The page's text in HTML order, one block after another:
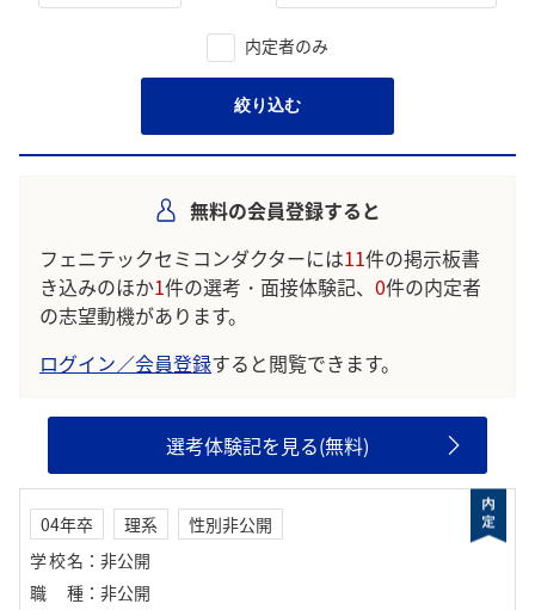
内定者のみ
絞り込む
無料の会員登録すると
フェニテックセミコンダクターには11件の掲示板書
き込みのほか1件の選考・面接体験記、 0件の内定者
の志望動機があります。
ログイン／会員登録すると閲覧できます。
選考体験記を見る(無料)
04年卒 理系
性別非公開
学校名 ： 非公開
職種 ： 非公開